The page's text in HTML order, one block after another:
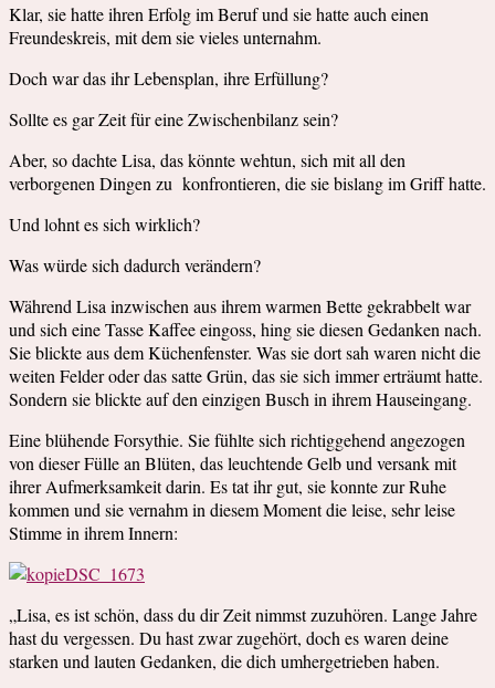
Klar, sie hatte ihren Erfolg im Beruf und sie hatte auch einen
Freundeskreis, mit dem sie vieles unternahm.
Doch war das ihr Lebensplan, ihre Erfüllung?
Sollte es gar Zeit für eine Zwischenbilanz sein?
Aber, so dachte Lisa, das könnte wehtun, sich mit all den
verborgenen Dingen zu konfrontieren, die sie bislang im Griff hatte.
Und lohnt es sich wirklich?
Was würde sich dadurch verändern?
Während Lisa inzwischen aus ihrem warmen Bette gekrabbelt war
und sich eine Tasse Kaffee eingoss, hing sie diesen Gedanken nach.
Sie blickte aus dem Küchenfenster. Was sie dort sah waren nicht die
weiten Felder oder das satte Grün, das sie sich immer erträumt hatte.
Sondern sie blickte auf den einzigen Busch in ihrem Hauseingang.
Eine blühende Forsythie. Sie fühlte sich richtiggehend angezogen
von dieser Fülle an Blüten, das leuchtende Gelb und versank mit
ihrer Aufmerksamkeit darin. Es tat ihr gut, sie konnte zur Ruhe
kommen und sie vernahm in diesem Moment die leise, sehr leise
Stimme in ihrem Innern:
„Lisa, es ist schön, dass du dir Zeit nimmst zuzuhören. Lange Jahre
hast du vergessen. Du hast zwar zugehört, doch es waren deine
starken und lauten Gedanken, die dich umhergetrieben haben.